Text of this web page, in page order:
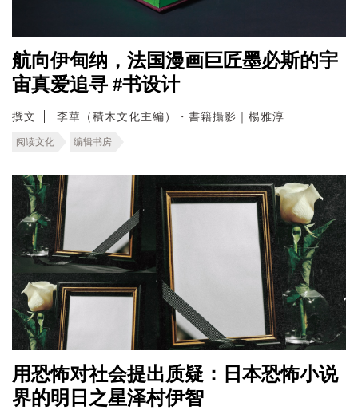
航向伊甸纳，法国漫画巨匠墨必斯的宇
宙真爱追寻 #书设计
撰文 李華（積木文化主編）・書籍攝影｜楊雅淳
阅读文化 编辑书房
用恐怖对社会提出质疑：日本恐怖小说
界的明日之星泽村伊智